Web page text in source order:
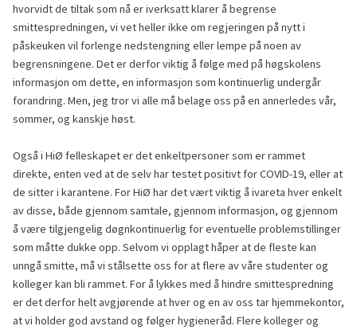
hvorvidt de tiltak som nå er iverksatt klarer å begrense
smittespredningen, vi vet heller ikke om regjeringen på nytt i
påskeuken vil forlenge nedstengning eller lempe på noen av
begrensningene. Det er derfor viktig å følge med på høgskolens
informasjon om dette, en informasjon som kontinuerlig undergår
forandring. Men, jeg tror vi alle må belage oss på en annerledes vår,
sommer, og kanskje høst.
Også i HiØ felleskapet er det enkeltpersoner som er rammet
direkte, enten ved at de selv har testet positivt for COVID-19, eller at
de sitter i karantene. For HiØ har det vært viktig å ivareta hver enkelt
av disse, både gjennom samtale, gjennom informasjon, og gjennom
å være tilgjengelig døgnkontinuerlig for eventuelle problemstillinger
som måtte dukke opp. Selvom vi opplagt håper at de fleste kan
unngå smitte, må vi stålsette oss for at flere av våre studenter og
kolleger kan bli rammet. For å lykkes med å hindre smittespredning
er det derfor helt avgjørende at hver og en av oss tar hjemmekontor,
at vi holder god avstand og følger hygieneråd. Flere kolleger og